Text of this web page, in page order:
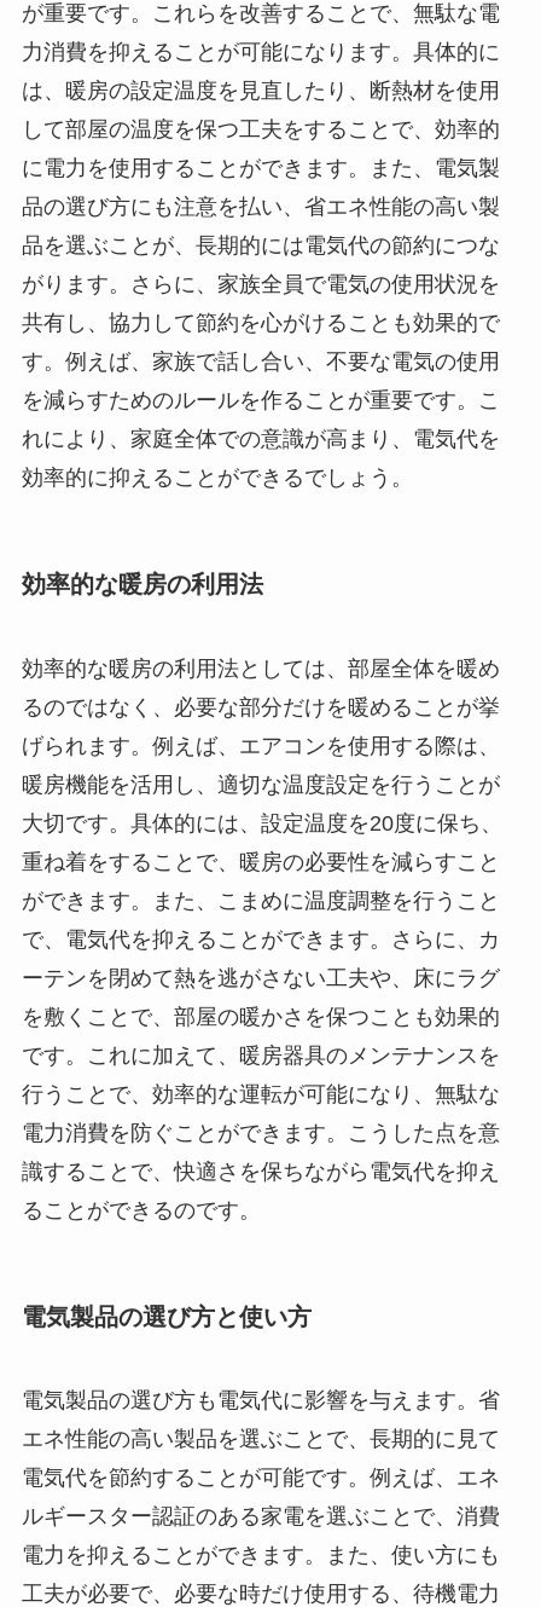
が重要です。これらを改善することで、無駄な電
力消費を抑えることが可能になります。具体的に
は、暖房の設定温度を見直したり、断熱材を使用
して部屋の温度を保つ工夫をすることで、効率的
に電力を使用することができます。また、電気製
品の選び方にも注意を払い、省エネ性能の高い製
品を選ぶことが、長期的には電気代の節約につな
がります。さらに、家族全員で電気の使用状況を
共有し、協力して節約を心がけることも効果的で
す。例えば、家族で話し合い、不要な電気の使用
を減らすためのルールを作ることが重要です。こ
れにより、家庭全体での意識が高まり、電気代を
効率的に抑えることができるでしょう。
効率的な暖房の利用法
効率的な暖房の利用法としては、部屋全体を暖め
るのではなく、必要な部分だけを暖めることが挙
げられます。例えば、エアコンを使用する際は、
暖房機能を活用し、適切な温度設定を行うことが
大切です。具体的には、設定温度を20度に保ち、
重ね着をすることで、暖房の必要性を減らすこと
ができます。また、こまめに温度調整を行うこと
で、電気代を抑えることができます。さらに、カ
ーテンを閉めて熱を逃がさない工夫や、床にラグ
を敷くことで、部屋の暖かさを保つことも効果的
です。これに加えて、暖房器具のメンテナンスを
行うことで、効率的な運転が可能になり、無駄な
電力消費を防ぐことができます。こうした点を意
識することで、快適さを保ちながら電気代を抑え
ることができるのです。
電気製品の選び方と使い方
電気製品の選び方も電気代に影響を与えます。省
エネ性能の高い製品を選ぶことで、長期的に見て
電気代を節約することが可能です。例えば、エネ
ルギースター認証のある家電を選ぶことで、消費
電力を抑えることができます。また、使い方にも
工夫が必要で、必要な時だけ使用する、待機電力